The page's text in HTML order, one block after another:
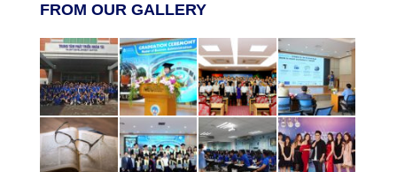
FROM OUR GALLERY